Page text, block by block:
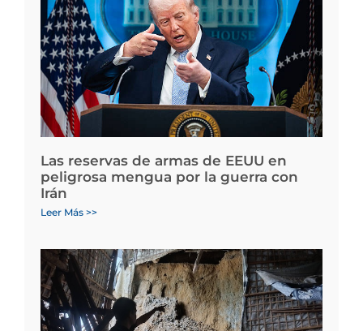
Las reservas de armas de EEUU en
peligrosa mengua por la guerra con
Irán
Leer Más >>